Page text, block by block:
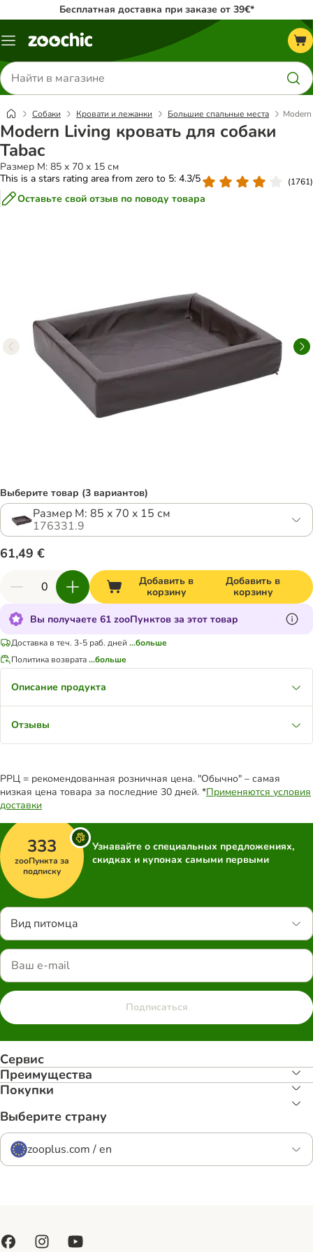
Бесплатная доставка при заказе от 39€*
Каталог
Поиск
товаров
Собаки Кровати и лежанки Большие спальные места
Modern Living кровать для собаки
Tabac
Размер M: 85 x 70 x 15 см
This is a stars rating area from zero to 5: 4.3/5
(1761)
Оставьте свой отзыв по поводу товара
Выберите товар (3 вариантов)
Размер M: 85 x 70 x 15 см
176331.9
61,49 €
Добавить в
корзину
Добавить в
корзину
Вы получаете 61 zooПунктов за этот товар
Доставка в теч. 3-5 раб. дней ...больше
Политика возврата...больше
Описание продукта
Отзывы
РРЦ = рекомендованная розничная цена. "Обычно" – самая
низкая цена товара за последние 30 дней. *Применяются условия
доставки
333
zooПункта за
подписку
Узнавайте о специальных предложениях,
скидках и купонах самыми первыми
Вид питомца
Подписаться
Сервис
Преимуществa
Покупки
Выберите страну
zooplus.com / en